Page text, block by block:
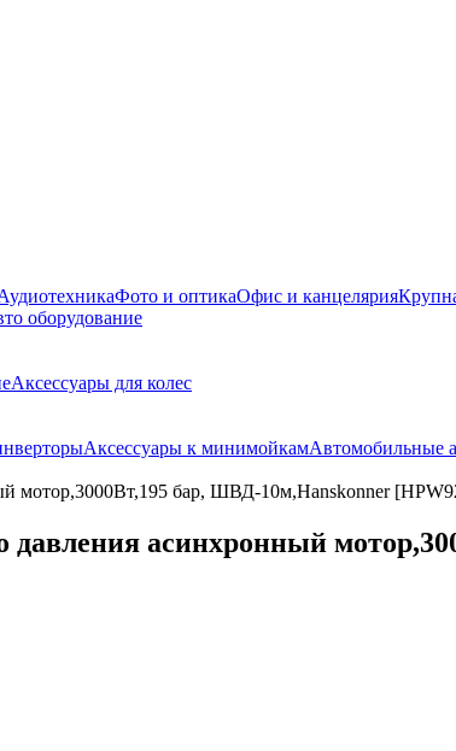
Фото и оптикаОфис и канцелярия
оборудование
Аксессуары для колес
Аксессуары к минимойкамАвтомобильные
мотор,3000Вт,195 бар, ШВД-10м,Hanskonner
асинхронный